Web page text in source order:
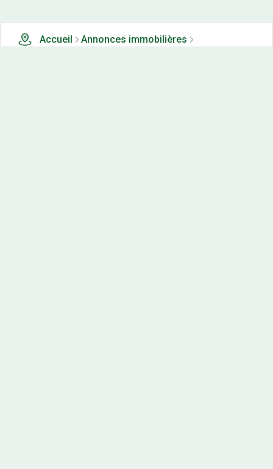
Accueil
Annonces immobilières